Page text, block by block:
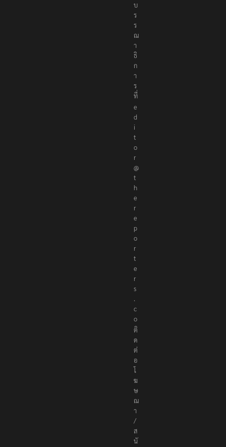
บ
ร
ร
ณ
า
ธิ
ก
า
ร
ที่
e
d
i
t
o
r
@
t
h
e
r
e
p
o
r
t
e
r
s
.
c
o
ติ
ด
ต่
อ
โ
ฆ
ษ
ณ
า
/
ส
นั